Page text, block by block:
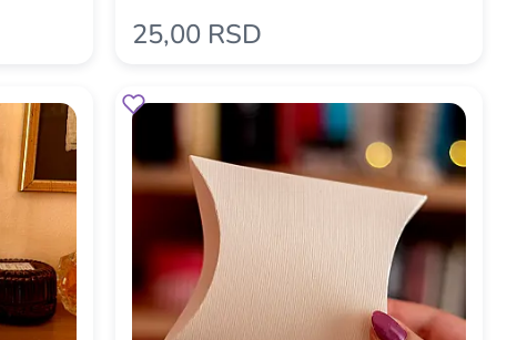
25,00 RSD